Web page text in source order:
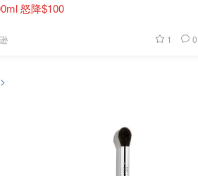
怒降$100
1 0